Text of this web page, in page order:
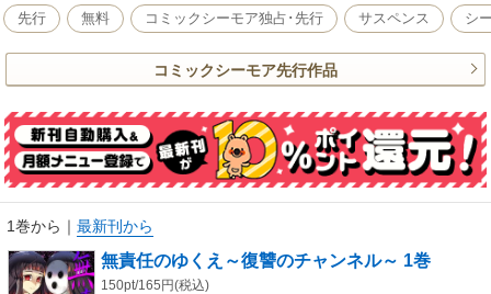
先行 無料 コミックシーモア独占･先行 サスペンス シ
コミックシーモア先行作品
1巻から ｜ 最新刊から
無責任のゆくえ～復讐のチャンネル～ 1巻
150pt/165円(税込)